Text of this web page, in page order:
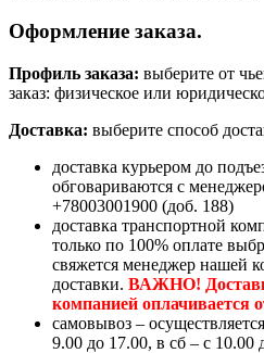
Оформление заказа.
Профиль заказа: выберите от
заказ: физическое или
Доставка: выберите способ
доставка курьером до
обговариваются с
+78003001900 (доб. 188)
доставка транспортной
только по 100% оплате
свяжется менеджер нашей
доставки. ВАЖНО!
компанией оплачивается
самовывоз –
9.00 до 17.00, в сб – с 10.00